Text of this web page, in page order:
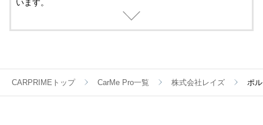
います。
CARPRIMEトップ CarMe Pro一覧 株式会社レイズ ポ